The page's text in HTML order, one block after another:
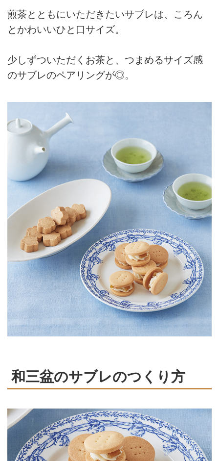
煎茶とともにいただきたいサブレは、ころん
とかわいいひと口サイズ。
少しずついただくお茶と、つまめるサイズ感
のサブレのペアリングが◎。
和三盆のサブレのつくり方